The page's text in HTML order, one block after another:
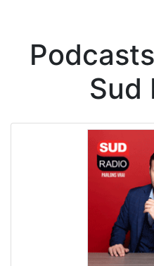
Podcasts
Sud